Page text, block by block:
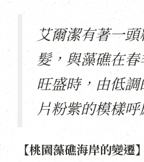
艾爾潔有著一
髮，與藻礁在
旺盛時，由低
片粉紫的模樣呼
【桃園藻礁海岸的變遷】